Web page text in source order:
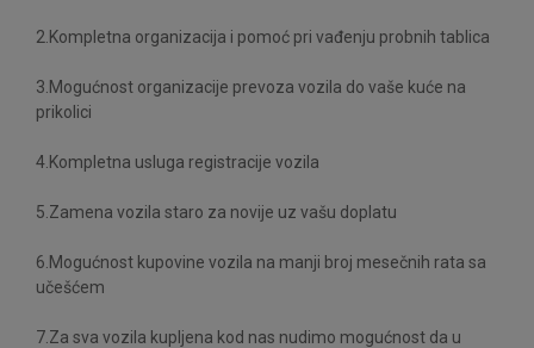
2.Kompletna organizacija i pomoć pri vađenju probnih tablica
3.Mogućnost organizacije prevoza vozila do vaše kuće na
prikolici
4.Kompletna usluga registracije vozila
5.Zamena vozila staro za novije uz vašu doplatu
6.Mogućnost kupovine vozila na manji broj mesečnih rata sa
učešćem
7.Za sva vozila kupljena kod nas nudimo mogućnost da u